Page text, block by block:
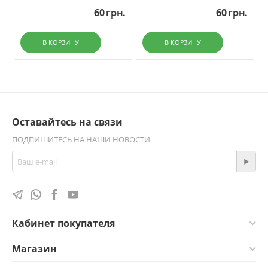
60грн.
В КОРЗИНУ
60грн.
В КОРЗИНУ
Оставайтесь на связи
ПОДПИШИТЕСЬ НА НАШИ НОВОСТИ
Кабинет покупателя
Магазин